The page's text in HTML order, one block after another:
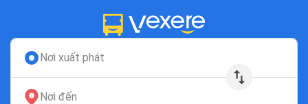
Nơi xuất phát
Nơi đến